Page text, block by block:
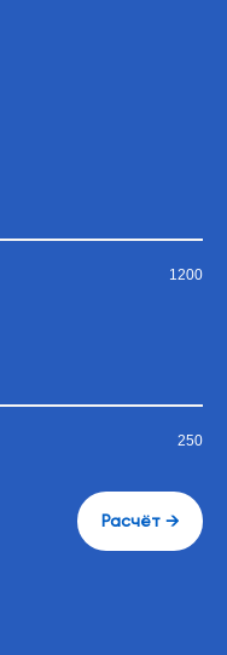
1200
250
Расчёт →
15